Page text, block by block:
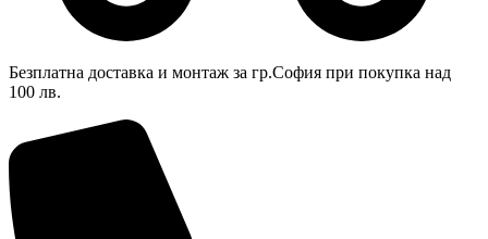
Безплатна доставка и монтаж за гр.София при покупка над
100 лв.